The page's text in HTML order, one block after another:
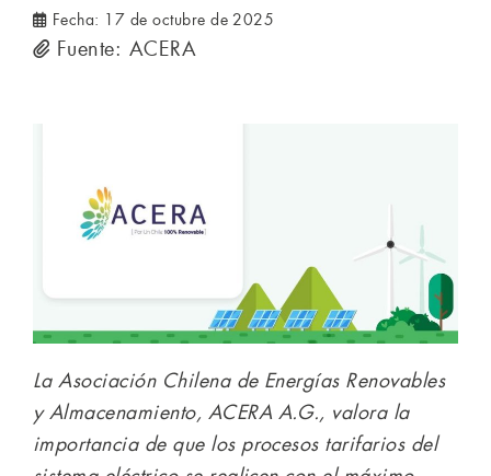
Fecha: 17 de octubre de 2025
Fuente: ACERA
La Asociación Chilena de Energías Renovables
y Almacenamiento, ACERA A.G., valora la
importancia de que los procesos tarifarios del